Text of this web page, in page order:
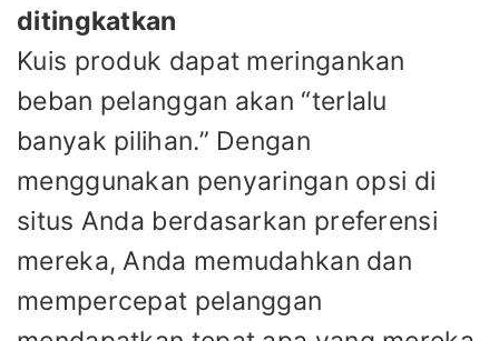
ditingkatkan
Kuis produk dapat meringankan
beban pelanggan akan “terlalu
banyak pilihan.” Dengan
menggunakan penyaringan opsi di
situs Anda berdasarkan preferensi
mereka, Anda memudahkan dan
mempercepat pelanggan